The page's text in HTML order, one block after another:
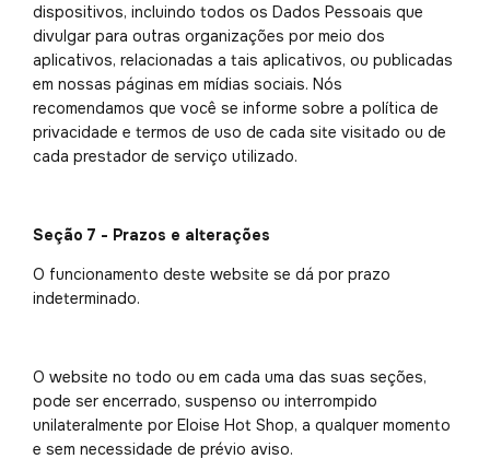
dispositivos, incluindo todos os Dados Pessoais que
divulgar para outras organizações por meio dos
aplicativos, relacionadas a tais aplicativos, ou publicadas
em nossas páginas em mídias sociais. Nós
recomendamos que você se informe sobre a política de
privacidade e termos de uso de cada site visitado ou de
cada prestador de serviço utilizado.
Seção 7 - Prazos e alterações
O funcionamento deste website se dá por prazo
indeterminado.
O website no todo ou em cada uma das suas seções,
pode ser encerrado, suspenso ou interrompido
unilateralmente por Eloise Hot Shop, a qualquer momento
e sem necessidade de prévio aviso.